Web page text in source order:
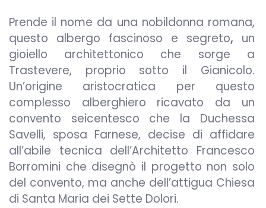
Prende il nome da una nobildonna romana,
questo albergo fascinoso e segreto, un
gioiello architettonico che sorge a
Trastevere, proprio sotto il Gianicolo.
Un’origine aristocratica per questo
complesso alberghiero ricavato da un
convento seicentesco che la Duchessa
Savelli, sposa Farnese, decise di affidare
all’abile tecnica dell’Architetto Francesco
Borromini che disegnò il progetto non solo
del convento, ma anche dell’attigua Chiesa
di Santa Maria dei Sette Dolori.